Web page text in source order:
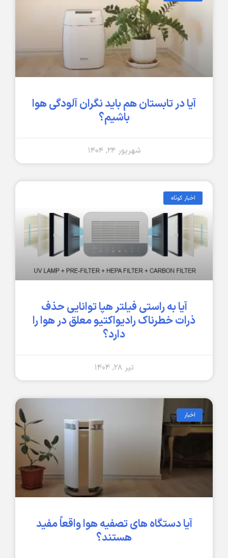
آیا در تابستان هم باید نگران آلودگی هوا
باشیم؟
شهریور ۲۴, ۱۴۰۴
اخبار کوتاه
آیا به راستی فیلتر هپا توانایی حذف
ذرات خطرناک رادیواکتیو معلق در هوا را
دارد؟
تیر ۲۸, ۱۴۰۴
اخبار
آیا دستگاه های تصفیه هوا واقعاً مفید
هستند؟